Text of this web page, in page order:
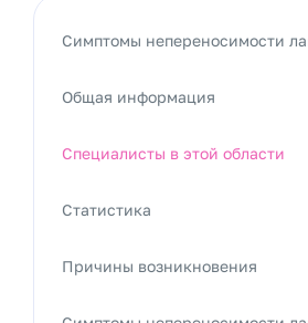
Симптомы непереносимости
Общая информация
Специалисты в этой области
Статистика
Причины возникновения